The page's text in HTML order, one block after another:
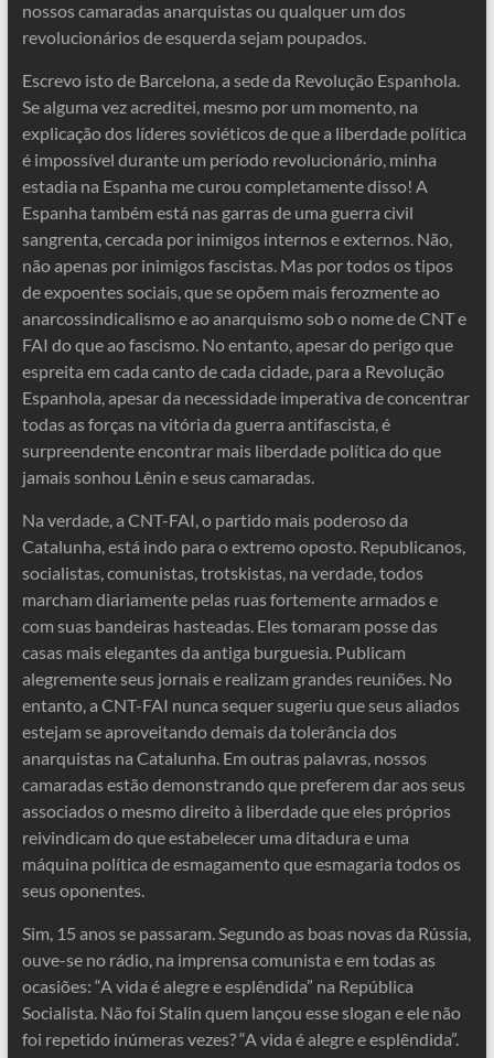
nossos camaradas anarquistas ou qualquer um dos
revolucionários de esquerda sejam poupados.
Escrevo isto de Barcelona, ​​a sede da Revolução Espanhola.
Se alguma vez acreditei, mesmo por um momento, na
explicação dos líderes soviéticos de que a liberdade política
é impossível durante um período revolucionário, minha
estadia na Espanha me curou completamente disso! A
Espanha também está nas garras de uma guerra civil
sangrenta, cercada por inimigos internos e externos. Não,
não apenas por inimigos fascistas. Mas por todos os tipos
de expoentes sociais, que se opõem mais ferozmente ao
anarcossindicalismo e ao anarquismo sob o nome de CNT e
FAI do que ao fascismo. No entanto, apesar do perigo que
espreita em cada canto de cada cidade, para a Revolução
Espanhola, apesar da necessidade imperativa de concentrar
todas as forças na vitória da guerra antifascista, é
surpreendente encontrar mais liberdade política do que
jamais sonhou Lênin e seus camaradas.
Na verdade, a CNT-FAI, o partido mais poderoso da
Catalunha, está indo para o extremo oposto. Republicanos,
socialistas, comunistas, trotskistas, na verdade, todos
marcham diariamente pelas ruas fortemente armados e
com suas bandeiras hasteadas. Eles tomaram posse das
casas mais elegantes da antiga burguesia. Publicam
alegremente seus jornais e realizam grandes reuniões. No
entanto, a CNT-FAI nunca sequer sugeriu que seus aliados
estejam se aproveitando demais da tolerância dos
anarquistas na Catalunha. Em outras palavras, nossos
camaradas estão demonstrando que preferem dar aos seus
associados o mesmo direito à liberdade que eles próprios
reivindicam do que estabelecer uma ditadura e uma
máquina política de esmagamento que esmagaria todos os
seus oponentes.
Sim, 15 anos se passaram. Segundo as boas novas da Rússia,
ouve-se no rádio, na imprensa comunista e em todas as
ocasiões: “A vida é alegre e esplêndida” na República
Socialista. Não foi Stalin quem lançou esse slogan e ele não
foi repetido inúmeras vezes? “A vida é alegre e esplêndida”.